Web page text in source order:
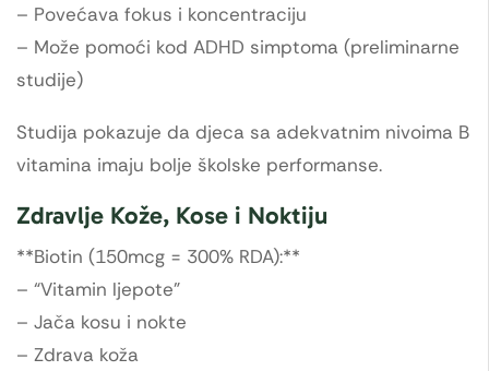
– Povećava fokus i koncentraciju
– Može pomoći kod ADHD simptoma (preliminarne
studije)
Studija pokazuje da djeca sa adekvatnim nivoima B
vitamina imaju bolje školske performanse.
Zdravlje Kože, Kose i Noktiju
**Biotin (150mcg = 300% RDA):**
– “Vitamin ljepote”
– Jača kosu i nokte
– Zdrava koža